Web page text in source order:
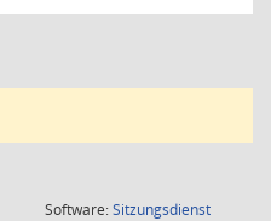
Software:Sitzungsdienst